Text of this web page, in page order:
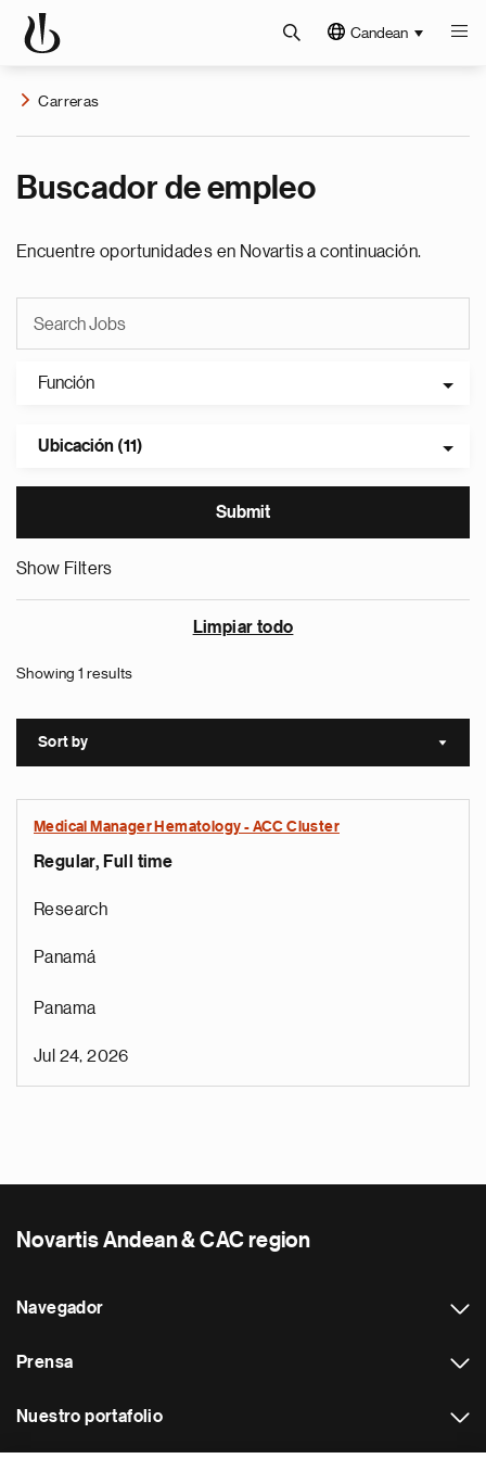
Candean
Carreras
Buscador de empleo
Encuentre oportunidades en Novartis a continuación.
Función
Ubicación (11)
Show Filters
Limpiar todo
Showing 1 results
Sort by Sort
Medical Manager Hematology - ACC Cluster
Regular, Full time
Research
Panamá
Panama
Jul 24, 2026
Novartis Andean & CAC region
Navegador
Prensa
Nuestro portafolio